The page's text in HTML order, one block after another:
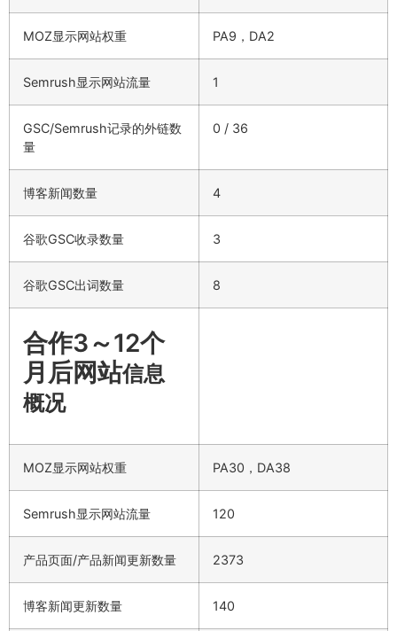
MOZ显示网站权重 PA9，DA2
Semrush显示网站流量 1
GSC/Semrush记录的外链数
量
0 / 36
博客新闻数量 4
谷歌GSC收录数量 3
谷歌GSC出词数量 8
合作3～12个
月后网站信息
概况
MOZ显示网站权重 PA30，DA38
Semrush显示网站流量 120
产品页面/产品新闻更新数量 2373
博客新闻更新数量 140